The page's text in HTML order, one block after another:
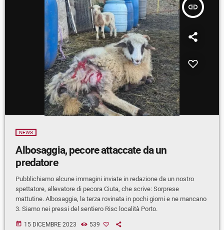
insert_link
NEWS
Albosaggia, pecore attaccate da un
predatore
Pubblichiamo alcune immagini inviate in redazione da un nostro
spettatore, allevatore di pecora Ciuta, che scrive: Sorprese
mattutine. Albosaggia, la terza rovinata in pochi giorni e ne mancano
3. Siamo nei pressi del sentiero Risc località Porto.
today 15 DICEMBRE 2023 539